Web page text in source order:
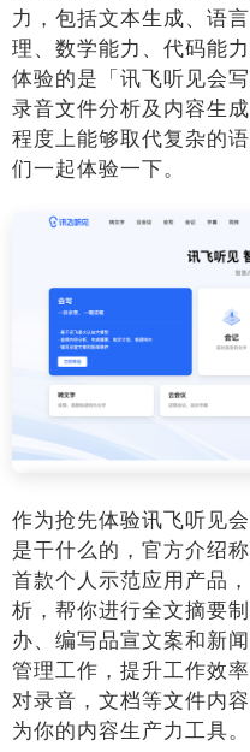
力，包括文本生成、语
理、数学能力、代码能
体验的是「讯飞听见会
录音文件分析及内容生
程度上能够取代复杂的
们一起体验一下。
作为抢先体验讯飞听见
是干什么的，官方介绍
首款个人示范应用产品
析，帮你进行全文摘要
办、编写品宣文案和新
管理工作，提升工作效
对录音，文档等文件内
为你的内容生产力工具。